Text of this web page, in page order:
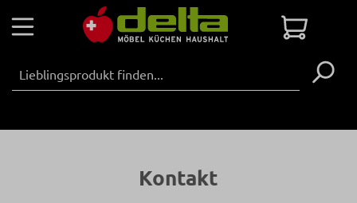
Zum Hauptinhalt springen
Kontakt